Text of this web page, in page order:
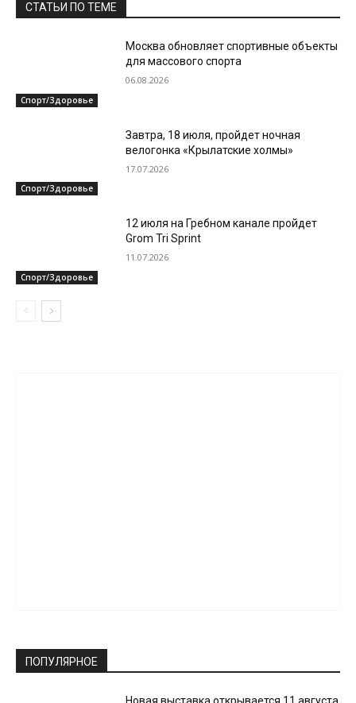
СТАТЬИ ПО ТЕМЕ
Спорт/Здоровье
Москва обновляет спортивные объекты
для массового спорта
06.08.2026
Спорт/Здоровье
Завтра, 18 июля, пройдет ночная
велогонка «Крылатские холмы»
17.07.2026
Спорт/Здоровье
12 июля на Гребном канале пройдет
Grom Tri Sprint
11.07.2026
ПОПУЛЯРНОЕ